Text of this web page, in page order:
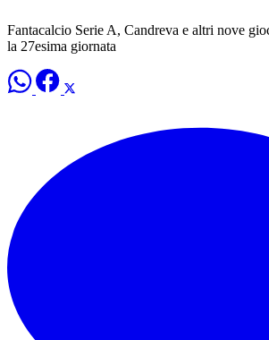
Fantacalcio Serie A, Candreva e altri nove
la 27esima giornata